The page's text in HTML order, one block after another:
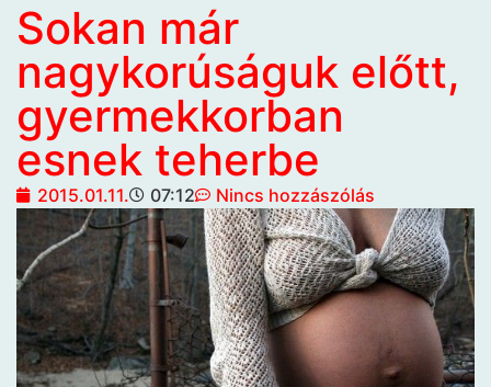
Sokan már
nagykorúságuk előtt,
gyermekkorban
esnek teherbe
2015.01.11. 07:12 Nincs hozzászólás